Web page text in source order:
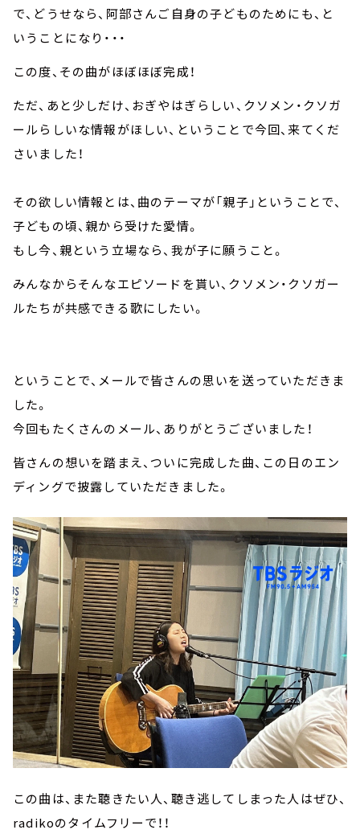
で、どうせなら、阿部さんご自身の子どものためにも、と
いうことになり・・・
この度、その曲がほぼほぼ完成！
ただ、あと少しだけ、おぎやはぎらしい、クソメン・クソガ
ールらしいな情報がほしい、ということで今回、来てくだ
さいました！
その欲しい情報とは、曲のテーマが「親子」ということで、
子どもの頃、親から受けた愛情。
もし今、親という立場なら、我が子に願うこと。
みんなからそんなエピソードを貰い、クソメン・クソガー
ルたちが共感できる歌にしたい。
ということで、メールで皆さんの思いを送っていただきま
した。
今回もたくさんのメール、ありがとうございました！
皆さんの想いを踏まえ、ついに完成した曲、この日のエン
ディングで披露していただきました。
この曲は、また聴きたい人、聴き逃してしまった人はぜひ、
radikoのタイムフリーで！！